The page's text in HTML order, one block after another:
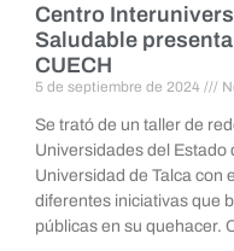
Centro
Saludable
CUECH
5 de septiembre de 2024
Se trató de un taller de
Universidades del Estado
Universidad de Talca con
diferentes iniciativas que
públicas en su quehacer.